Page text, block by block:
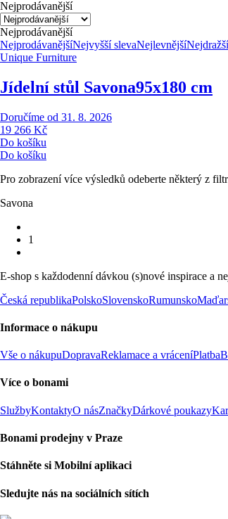
Nejprodávanější
Nejprodávanější
NejprodávanějšíNejvyšší slevaNejlevnějšíNejdražší
Unique Furniture
Jídelní stůl Savona95x180 cm
Doručíme od 31. 8. 2026
19 266 Kč
Do košíku
Do košíku
Pro zobrazení více výsledků odeberte některý z
Savona
1
E-shop s každodenní dávkou (s)nové inspirace a
Česká republikaPolskoSlovenskoRumunsko
Informace o nákupu
Vše o nákupuDopravaReklamace a vráceníPlatba
Více o bonami
SlužbyKontaktyO násZnačkyDárkové poukazy
Bonami prodejny v Praze
Stáhněte si Mobilní aplikaci
Sledujte nás na sociálních sítích